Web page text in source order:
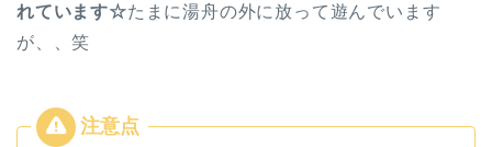
れています☆たまに湯舟の外に放って遊んでいます
が、、笑